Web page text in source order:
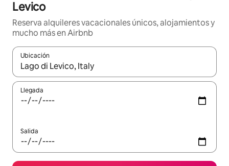
Levico
Reserva alquileres vacacionales únicos, alojamientos y
mucho más en Airbnb
Ubicación
Cuando los resultados estén disponibles, navega con las
Llegada
Salida